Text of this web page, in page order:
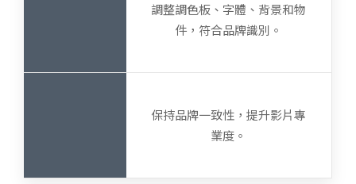
調整調色板、字體、背景和物
件，符合品牌識別。
保持品牌一致性，提升影片專
業度。